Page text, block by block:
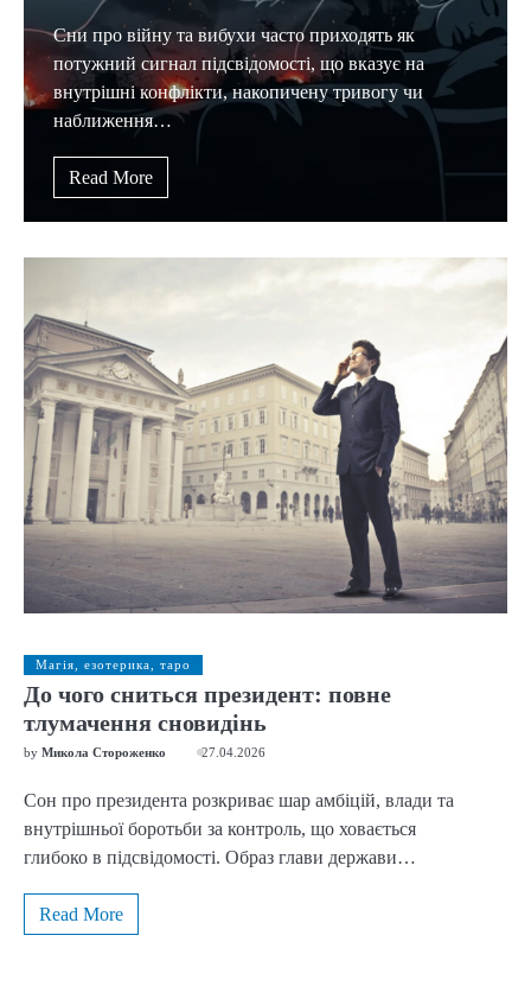
Сни про війну та вибухи часто приходять як
потужний сигнал підсвідомості, що вказує на
внутрішні конфлікти, накопичену тривогу чи
наближення…
Read More
Магія, езотерика, таро
До чого сниться президент: повне
тлумачення сновидінь
by Микола Стороженко 27.04.2026
Сон про президента розкриває шар амбіцій, влади та
внутрішньої боротьби за контроль, що ховається
глибоко в підсвідомості. Образ глави держави…
Read More